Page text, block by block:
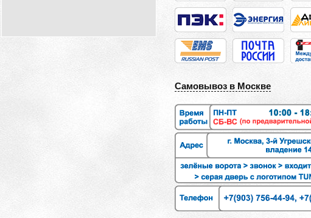
Самовывоз в Москве